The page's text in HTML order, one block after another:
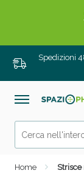
Spedizioni
Home